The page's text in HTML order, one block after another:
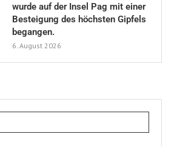
wurde auf der Insel Pag mit einer
Besteigung des höchsten Gipfels
begangen.
6. August 2026